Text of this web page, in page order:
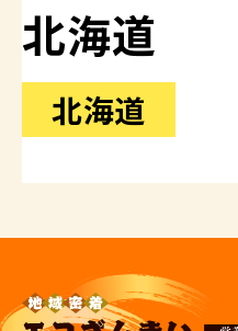
北海道
北海道